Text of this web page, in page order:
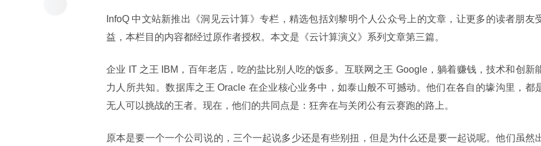
InfoQ 中文站新推出《洞见云计算》专栏，精选包括刘黎明个人公众号上的文章，让更多的读者朋友
益，本栏目的内容都经过原作者授权。本文是《云计算演义》系列文章第三篇。
企业 IT 之王 IBM，百年老店，吃的盐比别人吃的饭多。互联网之王 Google，躺着赚钱，技术和创新
力人所共知。数据库之王 Oracle 在企业核心业务中，如泰山般不可撼动。他们在各自的壕沟里，都
无人可以挑战的王者。现在，他们的共同点是：狂奔在与关闭公有云赛跑的路上。
原本是要一个一个公司说的，三个一起说多少还是有些别扭，但是为什么还是要一起说呢。他们虽然